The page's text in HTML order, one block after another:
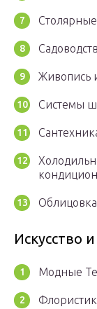
Живопись
Системы
Искусство
Модные